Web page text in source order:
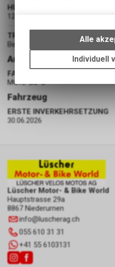
HUBRAUM
124 cm³
TREIBSTOFF
Benzin
Ausstattung
FAHRZEUGBATTERIE
MG7L-BS-C
Fahrzeug
ERSTE INVERKEHRSETZUNG
30.06.2026
Lüscher Motor- & Bike World
Hauptstrasse 29a
8867 Niederurnen
info@luscherag.ch
055 610 31 31
+41 55 6103131
bestimmte
um die
dass die
Alle
Individuell